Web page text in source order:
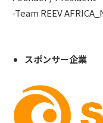
-Team REEV
スポンサー企業